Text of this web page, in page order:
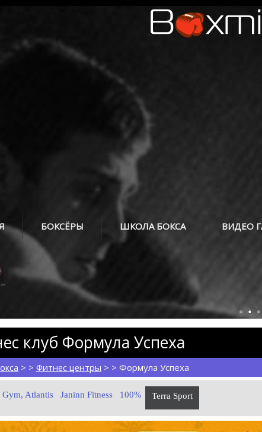
БОКСЁРЫ ШКОЛА БОКСА ВИДЕО
Эвандер Холифилд Корри Сандерс Кубрат Пулев
клуб Формула Успеха
> > Фитнес центры > > Формула Успеха
Gym, Atlantis Janinn Fitness 100% Terra Sport